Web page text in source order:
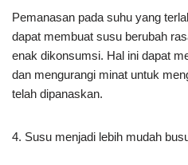
Pemanasan pada suhu yang
dapat membuat susu berubah
enak dikonsumsi. Hal ini dapat
dan mengurangi minat untuk
telah dipanaskan.
4. Susu menjadi lebih mudah